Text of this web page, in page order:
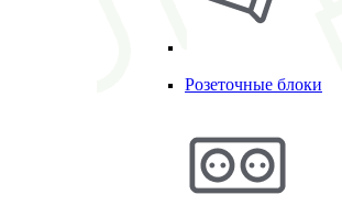
Розеточные блоки